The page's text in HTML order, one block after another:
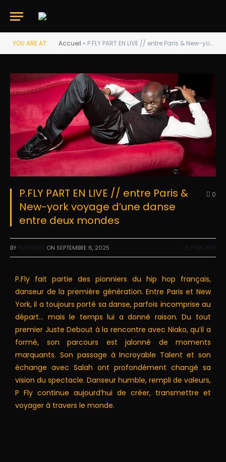
YOU ARE AT: Accueil » P.FLY PART EN LIVE // entre Paris & New-york voyage d’une danse entre deux mondes
P.FLY PART EN LIVE // entre Paris &
New-york voyage d’une danse
entre deux mondes
0
BY FLOWESIE ON SEPTEMBRE 6, 2025 LE PODCAST
P.Fly fait partie des pionniers du hip hop français,
danseur de la première génération. Entre Paris et New
York, il a toujours porté sa danse, parfois incomprise au
départ… mais le temps lui a donné raison. Du tout
premier Juste Debout à la rencontre avec Niako, qu’il a
formé, son parcours est jalonné de moments
marquants. Son passage à Incroyable Talent et son
échange avec Salah ont profondément changé sa
vision du spectacle. Danseur humble, rempli de valeurs,
P Fly continue aujourd’hui de créer, transmettre et
voyager à travers le monde.